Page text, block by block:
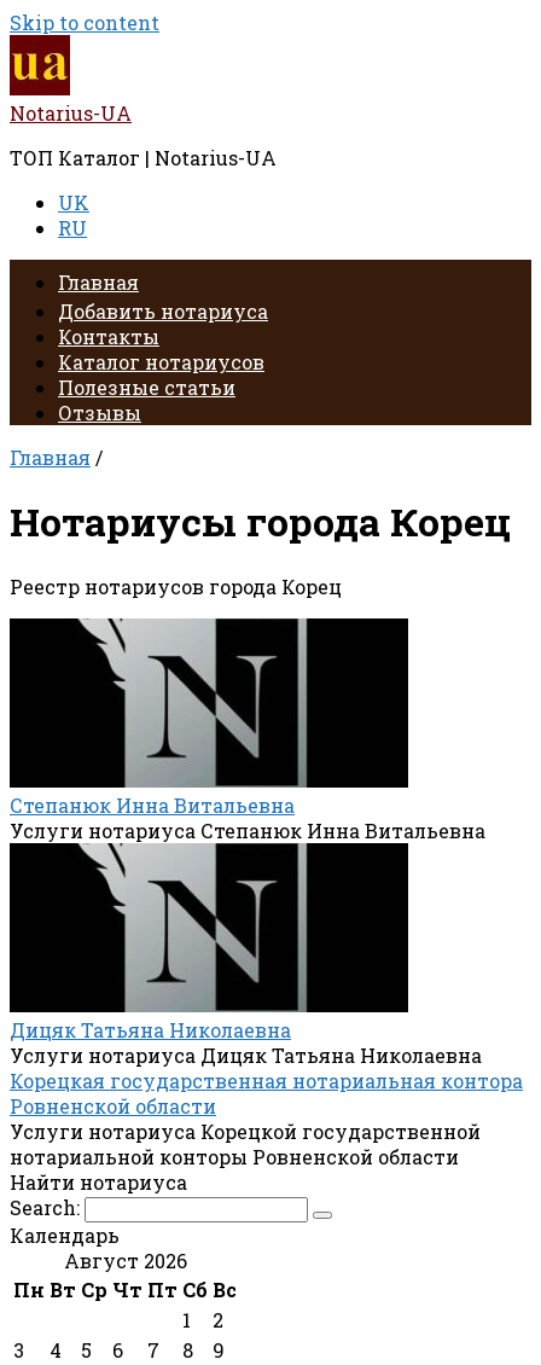
Skip to content
Notarius-UA
ТОП Каталог | Notarius-UA
UK
RU
Главная
Добавить нотариуса
Контакты
Каталог нотариусов
Полезные статьи
Отзывы
Главная /
Нотариусы города Корец
Реестр нотариусов города Корец
Степанюк Инна Витальевна
Услуги нотариуса Степанюк Инна Витальевна
Дицяк Татьяна Николаевна
Услуги нотариуса Дицяк Татьяна Николаевна
Корецкая государственная нотариальная контора
Ровненской области
Услуги нотариуса Корецкой государственной
нотариальной конторы Ровненской области
Найти нотариуса
Search:
Календарь
Август 2026
Пн Вт Ср Чт Пт Сб Вс
1
2
3
4 5 6 7 8
9